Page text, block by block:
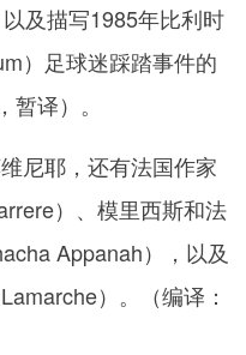
及描写1985年比利时
）足球迷踩踏事件的
译）。
尼耶，还有法国作家
）、模里西斯和法
Appanah），以及
）。（编译：